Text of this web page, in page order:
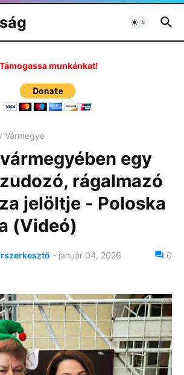
Támogassa munkánkat!
Vármegye
egy
rágalmazó
jelöltje - Poloska
(Videó)
- január 04, 2026 0